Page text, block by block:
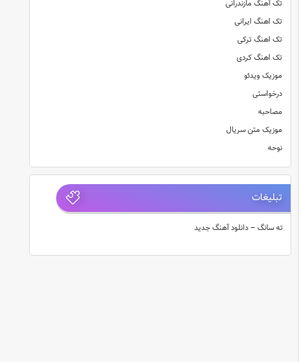
تک آهنگ مازندرانی
تک اهنگ ایرانی
تک اهنگ ترکی
تک اهنگ کردی
موزیک ویدئو
درخواستی
مصاحبه
موزیک متن سریال
نوحه
تبلیغات
ته سانگ – دانلود آهنگ جدید